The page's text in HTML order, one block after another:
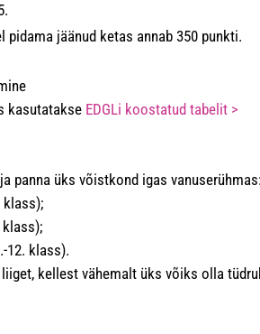
pidama jäänud ketas annab 350 punkti.
kasutatakse EDGLi koostatud tabelit >
panna üks võistkond igas
klass);
klass);
12. klass).
kellest vähemalt üks võiks olla